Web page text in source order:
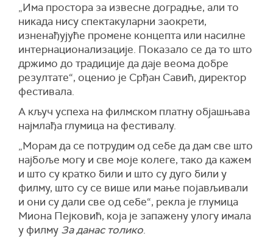
„Има простора за извесне доградње, али то
никада нису спектакуларни заокрети,
изненађујуће промене концепта или насилне
интернационализације. Показало се да то што
држимо до традиције дадаје веома добре
резултате“, оценио је Срђан Савић, директор
фестивала.
А кључ успеха на филмском платну објашњава
најмлађа глумица на фестивалу.
„Морам да се потрудим од себе да дам све што
најбоље могу и све моје колеге, тако да кажем
и што су кратко били и што су дуго били у
филму, што су се више или мање појављивали
и они су дали све од себе“, рекла је глумица
Миона Пејковић, која је запажену улогу имала
у филму За данас толико.